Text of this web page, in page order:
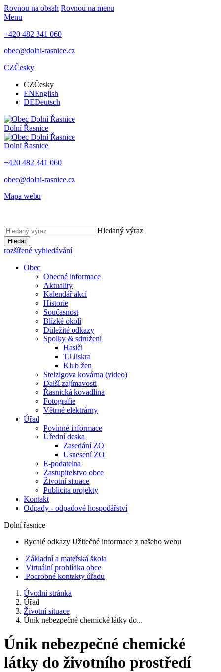
Rovnou na obsah Rovnou na menu
Menu
+420 482 341 060
obec@dolni-rasnice.cz
CZČesky
CZČesky
ENEnglish
DEDeutsch
Dolní Řasnice
Dolní Řasnice
+420 482 341 060
obec@dolni-rasnice.cz
Mapa webu
Hledaný výraz
Hledat
rozšířené vyhledávání
Obec
Obecné informace
Aktuality
Kalendář akcí
Historie
Současnost
Blízké okolí
Důležité odkazy
Spolky & sdružení
Hasiči
TJ Jiskra
Klub žen
Stelzigova kovárna (video)
Další zajímavosti
Řasnická kovadlina
Fotografie
Větrné elektrárny
Úřad
Povinné informace
Úřední deska
Zasedání ZO
Usnesení ZO
E-podatelna
Zastupitelstvo obce
Životní situace
Publicita projekty
Kontakt
Odpady - odpadové hospodářství
Dolní řasnice
Rychlé odkazy Užitečné informace z našeho webu
Základní a mateřská škola
Virtuální prohlídka obce
Podrobné kontakty úřadu
Úvodní stránka
Úřad
Životní situace
Únik nebezpečné chemické látky do...
Únik nebezpečné chemické
látky do životního prostředí